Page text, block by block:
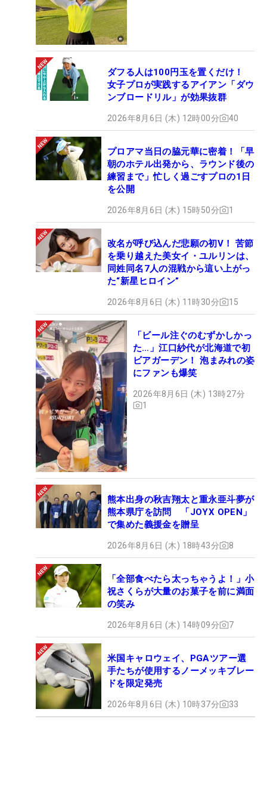
ダフる人は100円玉を置くだけ！
女子プロが実践するアイアン「ダウ
ンブロードリル」が効果抜群
2026年8月6日 (木) 12時00分 40
プロアマ当日の脇元華に密着！「早
朝のホテル出発から、ラウンド後の
練習まで」忙しく過ごすプロの1日
を公開
2026年8月6日 (木) 15時50分 1
改名が呼び込んだ悲願の初V！ 苦節
を乗り越えた美女イ・ユルリンは、
同姓同名7人の混戦から這い上がっ
た“新星ヒロイン”
2026年8月6日 (木) 11時30分 15
「ビール注ぐのむずかしかっ
た…」江口紗代が北海道で初
ビアガーデン！ 泡まみれの姿
にファンも爆笑
2026年8月6日 (木) 13時27分
1
熊本出身の秋吉翔太と重永亜斗夢が
熊本県庁を訪問 「JOYX OPEN」
で集めた義援金を贈呈
2026年8月6日 (木) 18時43分 8
「全部食べたら太っちゃうよ！」小
祝さくらが大量のお菓子を前に満面
の笑み
2026年8月6日 (木) 14時09分 7
米国キャロウェイ、PGAツアー選
手たちが使用するノーメッキブレー
ドを限定発売
2026年8月6日 (木) 10時37分 33